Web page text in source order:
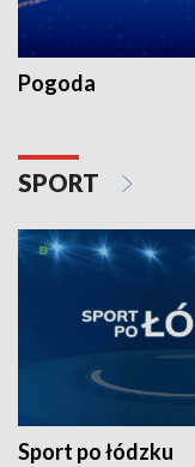
Pogoda
SPORT
Sport po łódzku